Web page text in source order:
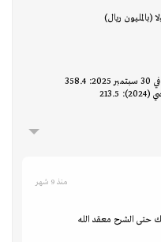
(بالمليون ريال)
213.5
منذ 9 شهر
حتى الشرح معقد الله